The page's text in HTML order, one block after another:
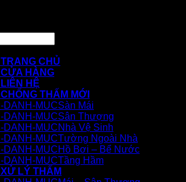
TRANG CHỦ
CỬA HÀNG
LIÊN HỆ
CHỐNG THẤM MỚI
Sàn Mái
Sân Thượng
Nhà Vệ Sinh
Tường Ngoài Nhà
Hồ Bơi – Bể Nước
Tầng Hầm
XỬ LÝ THẤM